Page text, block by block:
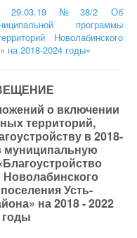
29.03.19 №38/2 Об
программы
Новолабинского
на 2018-2024 годы»
о включении
территорий,
в 2018-
муниципальную
Новолабинского
Усть-
на 2018 - 2022
годы